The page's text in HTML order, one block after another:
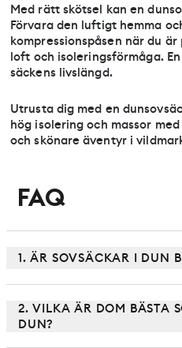
Med rätt skötsel kan en
Förvara den luftigt hemma
kompressionspåsen när du
loft och isoleringsförmåga.
säckens livslängd.
Utrusta dig med en
hög isolering och massor
och skönare äventyr i
FAQ
1. ÄR SOVSÄCKAR I DUN
2. VILKA ÄR DOM BÄSTA
DUN?